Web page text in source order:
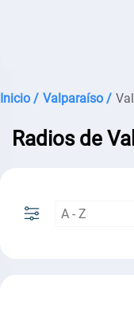
Inicio / Valparaíso /
Radios de